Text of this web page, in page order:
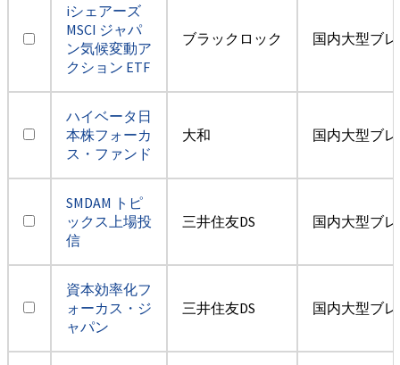
iシェアーズ
MSCI ジャパ
ン気候変動ア
クション ETF
ブラックロック 国内大型ブ
ハイベータ日
本株フォーカ
ス・ファンド
大和 国内大型ブ
SMDAM トピ
ックス上場投
信
三井住友DS 国内大型ブ
資本効率化フ
ォーカス・ジ
ャパン
三井住友DS 国内大型ブ